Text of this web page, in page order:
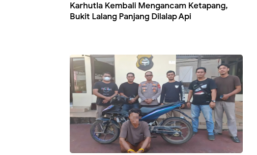
Karhutla Kembali Mengancam Ketapang,
Bukit Lalang Panjang Dilalap Api